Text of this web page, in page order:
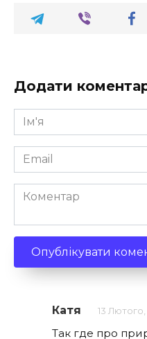
Додати
Ім'я
*
Email
*
Коментар
Катя 13 Лютого,
Так где про